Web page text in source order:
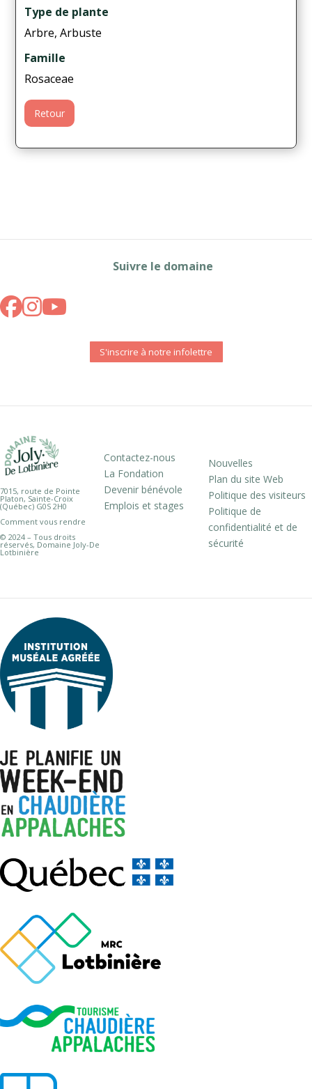
Type de plante
Arbre, Arbuste
Famille
Rosaceae
Retour
Suivre le domaine
S'inscrire à notre infolettre
7015, route de Pointe
Platon, Sainte-Croix
(Québec) G0S 2H0
Comment vous rendre
© 2024 – Tous droits
réservés, Domaine Joly-De
Lotbinière
Contactez-nous
La Fondation
Devenir bénévole
Emplois et stages
Nouvelles
Plan du site Web
Politique des visiteurs
Politique de
confidentialité et de
sécurité